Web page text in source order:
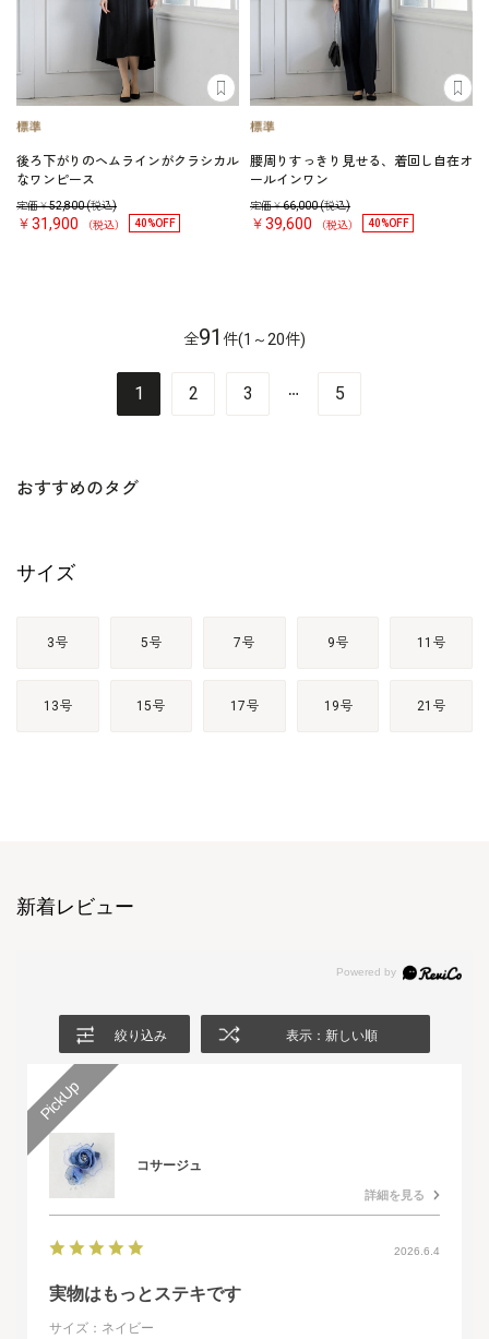
後ろ下がりのヘムラインがクラシカル
なワンピース
定価￥52,800(税込)
￥31,900 （税込） 40%OFF
腰周りすっきり見せる、着回し自在オ
ールインワン
定価￥66,000(税込)
￥39,600 （税込） 40%OFF
全91 件(1～20件)
1 2 3 5
おすすめのタグ
サイズ
3号 5号 7号 9号 11号
13号 15号 17号 19号 21号
新着レビュー
絞り込み 表示：新しい順
コサージュ
詳細を見る
2026.6.4
実物はもっとステキです
サイズ：ネイビー